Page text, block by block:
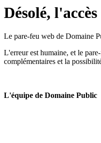
Désolé,
Le pare-feu web de Domaine
L'erreur est humaine, et le
complémentaires et la
L'équipe de Domaine Public